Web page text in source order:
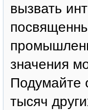
вызвать
значения
тысяч